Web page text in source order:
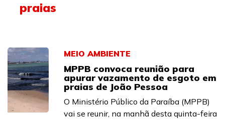
praias
MEIO AMBIENTE
MPPB convoca reunião para
apurar vazamento de esgoto em
praias de João Pessoa
O Ministério Público da Paraíba (MPPB)
vai se reunir, na manhã desta quinta-feira